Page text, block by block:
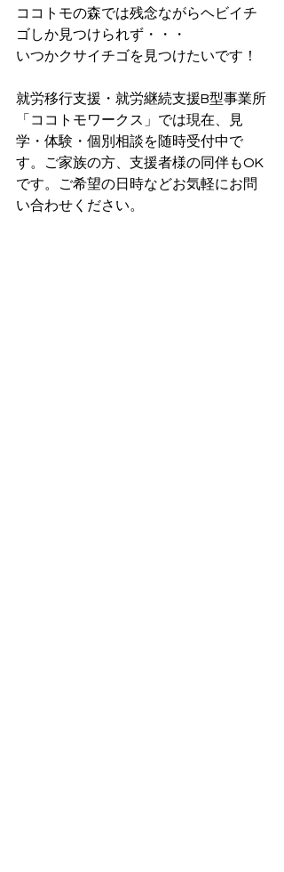
ココトモの森では残念ながらヘビイチ
ゴしか見つけられず・・・
いつかクサイチゴを見つけたいです！
就労移行支援・就労継続支援B型事業所
「ココトモワークス」では現在、見
学・体験・個別相談を随時受付中で
す。ご家族の方、支援者様の同伴もOK
です。ご希望の日時などお気軽にお問
い合わせください。